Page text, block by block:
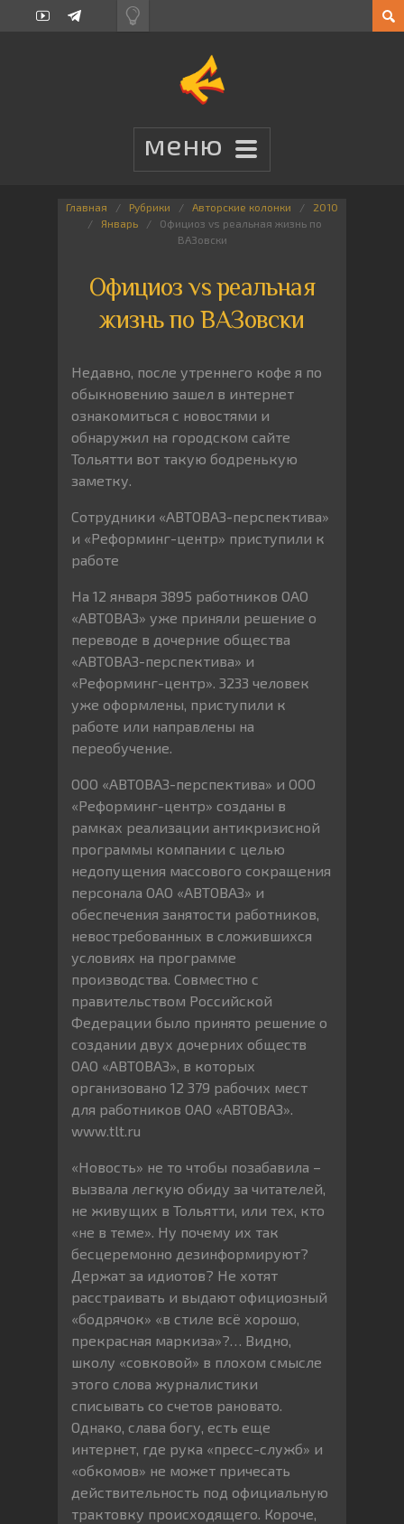
Главная Рубрики Авторские колонки
2010
Январь
Официоз vs реальная жизнь по
ВАЗовски
Официоз vs реальная
жизнь по ВАЗовски
Недавно, после утреннего кофе я по
обыкновению зашел в интернет
ознакомиться с новостями и
обнаружил на городском сайте
Тольятти вот такую бодренькую
заметку.
Сотрудники «АВТОВАЗ-перспектива»
и «Реформинг-центр» приступили к
работе
На 12 января 3895 работников ОАО
«АВТОВАЗ» уже приняли решение о
переводе в дочерние общества
«АВТОВАЗ-перспектива» и
«Реформинг-центр». 3233 человек
уже оформлены, приступили к
работе или направлены на
переобучение.
ООО «АВТОВАЗ-перспектива» и ООО
«Реформинг-центр» созданы в
рамках реализации антикризисной
программы компании с целью
недопущения массового сокращения
персонала ОАО «АВТОВАЗ» и
обеспечения занятости работников,
невостребованных в сложившихся
условиях на программе
производства. Совместно с
правительством Российской
Федерации было принято решение о
создании двух дочерних обществ
ОАО «АВТОВАЗ», в которых
организовано 12 379 рабочих мест
для работников ОАО «АВТОВАЗ».
www.tlt.ru
«Новость» не то чтобы позабавила –
вызвала легкую обиду за читателей,
не живущих в Тольятти, или тех, кто
«не в теме». Ну почему их так
бесцеремонно дезинформируют?
Держат за идиотов? Не хотят
расстраивать и выдают официозный
«бодрячок» «в стиле всё хорошо,
прекрасная маркиза»?… Видно,
школу «совковой» в плохом смысле
этого слова журналистики
списывать со счетов рановато.
Однако, слава богу, есть еще
интернет, где рука «пресс-служб» и
«обкомов» не может причесать
действительность под официальную
трактовку происходящего. Короче,